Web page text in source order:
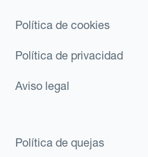
Política de cookies
Política de privacidad
Aviso legal
Política de quejas